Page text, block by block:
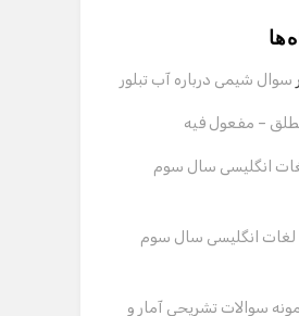
سوال شیمی درباره آب تبلور
– مفعول فیه
انگلیسی سال سوم
لغات انگلیسی سال سوم
سوالات تشریحی آمار و